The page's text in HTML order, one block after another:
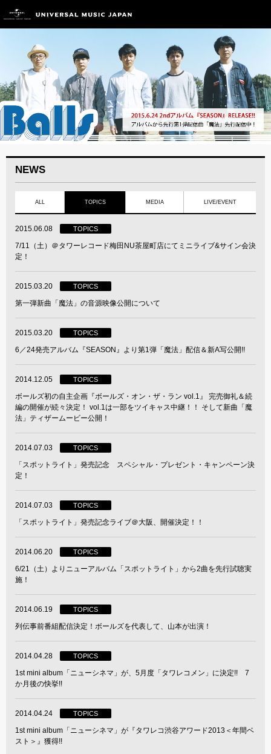
NEWS
ALL TOPICS MEDIA LIVE/EVENT
2015.06.08 TOPICS
7/11（土）＠タワーレコード梅田NU茶屋町店にてミニライブ&サイン会決
定！
2015.03.20 TOPICS
第一弾新曲「魔法」の音源映像公開について
2015.03.20 TOPICS
6／24発売アルバム『SEASON』より第1弾「魔法」配信＆新A写公開!!
2014.12.05 TOPICS
ボールズ初の自主企画『ボールズ・オン・ザ・ラン vol.1』 完売御礼＆続
編の開催が続々決定！ vol.1は一部をツイキャス中継！！ そして新曲「魔
法」ティザームービー公開！
2014.07.03 TOPICS
「スポットライト」発売記念 スペシャル・プレゼント・キャンペーン決
定！
2014.07.03 TOPICS
「スポットライト」発売記念ライブ＠大阪、開催決定！！
2014.06.20 TOPICS
6/21（土）よりニューアルバム「スポットライト」から2曲を先行試聴実
施！
2014.06.19 TOPICS
列伝事前番組配信決定！ボールズを代表して、山本が出演！
2014.04.28 TOPICS
1st mini album「ニューシネマ」が、5月度「タワレコメン」に決定!! 7
か月後の快挙!!
2014.04.24 TOPICS
1st mini album「ニューシネマ」が『タワレコ渋谷アワード2013＜年間ベ
スト＞』獲得!!